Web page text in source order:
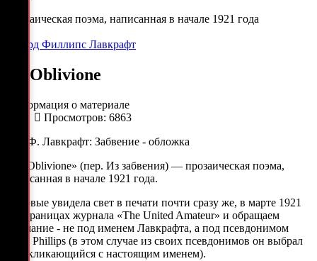
Прозаическая поэма, написанная в начале 1921 года
Говард Филлипс Лавкрафт
Ex Oblivione
Информация о материале
Просмотров: 6863
«Ex Oblivione» (пер. Из забвения) — прозаическая поэма,
написанная в начале 1921 года.
Впервые увидела свет в печати почти сразу же, в марте 1921
на страницах журнала «The United Amateur» и обращаем
внимание - не под именем Лавкрафта, а под псевдонимом
Ward Phillips (в этом случае из своих псевдонимов он выбрал
перекликающийся с настоящим именем).